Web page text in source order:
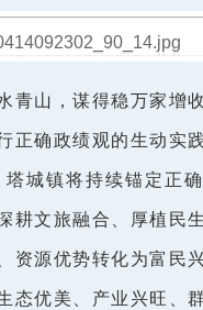
青山，谋得稳万家增
正确政绩观的生动实
塔城镇将持续锚定正
耕文旅融合、厚植民
资源优势转化为富民
态优美、产业兴旺、